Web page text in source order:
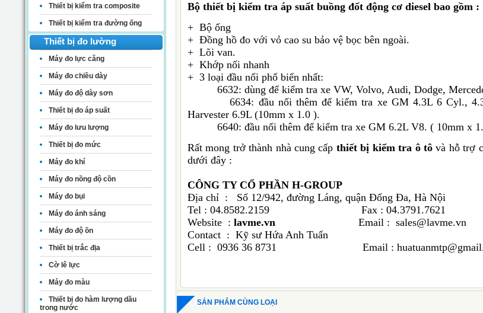
Thiết bị kiểm tra composite
Thiết bị kiểm tra đường ống
Thiết bị đo lường
Máy đo lực căng
Máy đo chiều dày
Máy đo độ dày sơn
Thiết bị đo áp suất
Máy đo lưu lượng
Thiết bị đo mức
Máy đo khí
Máy đo nồng độ cồn
Máy đo bụi
Máy đo ánh sáng
Máy đo độ ồn
Thiết bị trắc địa
Cờ lê lực
Máy đo màu
Thiết bị đo hàm lượng dầu
trong nước
Bộ thiết bị kiểm tra áp suất buồng đốt động cơ diesel bao gồm :
+ Bộ ống
+ Đồng hồ đo với vỏ cao su bảo vệ bọc bên ngoài.
+ Lõi van.
+ Khớp nối nhanh
+ 3 loại đầu nối phổ biến nhất:
6632: dùng để kiểm tra xe VW, Volvo, Audi, Dodge,
6634: đầu nối thêm để kiểm tra xe GM 4.3L 6 Cyl., 4.3L
Harvester 6.9L (10mm x 1.0 ).
6640: đầu nối thêm để kiểm tra xe GM 6.2L V8. ( 10mm x
Rất mong trở thành nhà cung cấp thiết bị kiểm tra ô tôvà hỗ trợ
dưới đây :
CÔNG TY CỔ PHẦN H-GROUP
Địa chỉ : Số 12/942, đường Láng, quận Đống Đa, Hà Nội
Tel : 04.8582.2159 Fax : 04.3791.7621
Website : lavme.vnEmail : sales@lavme.vn
Contact : Kỹ sư Hứa Anh Tuấn
Cell : 0936 36 8731 Email :
SẢN PHẨM CÙNG LOẠI